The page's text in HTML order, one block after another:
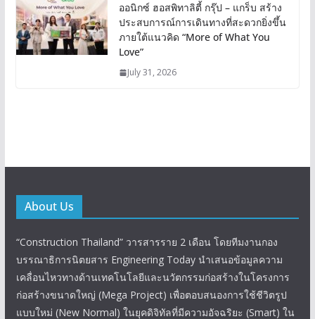
ออนิกซ์ ฮอสพิทาลิตี้ กรุ๊ป – แกร็บ สร้าง
ประสบการณ์การเดินทางที่สะดวกยิ่งขึ้น
ภายใต้แนวคิด “More of What You
Love”
July 31, 2026
About Us
“Construction Thailand” วารสารราย 2 เดือน โดยทีมงานกอง
บรรณาธิการนิตยสาร Engineering Today นำเสนอข้อมูลความ
เคลื่อนไหวทางด้านเทคโนโลยีและนวัตกรรมก่อสร้างในโครงการ
ก่อสร้างขนาดใหญ่ (Mega Project) เพื่อตอบสนองการใช้ชีวิตรูป
แบบใหม่ (New Normal) ในยุคดิจิทัลที่มีความอัจฉริยะ (Smart) ใน